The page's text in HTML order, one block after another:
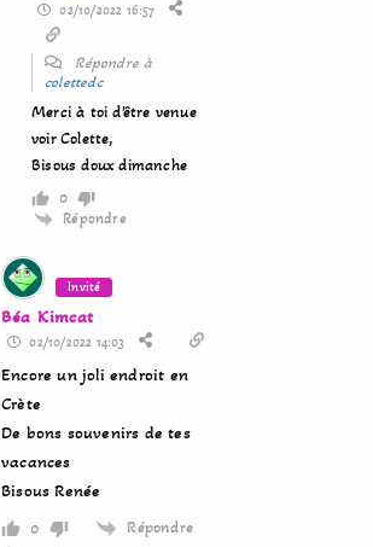
02/10/2022 16:57
Répondre à
colettedc
Merci à toi d’être venue
voir Colette,
Bisous doux dimanche
0
Répondre
Invité
Béa Kimcat
02/10/2022 14:03
Encore un joli endroit en
Crète
De bons souvenirs de tes
vacances
Bisous Renée
0 Répondre